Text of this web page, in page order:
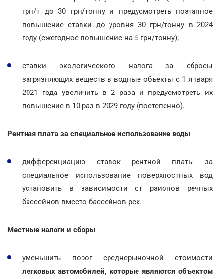
грн/т до 30 грн/тонну и предусмотреть поэтапное
повышение ставки до уровня 30 грн/тонну в 2024
году (ежегодное повышение на 5 грн/тонну);
ставки экологического налога за сбросы
загрязняющих веществ в водные объекты с 1 января
2021 года увеличить в 2 раза и предусмотреть их
повышение в 10 раз в 2029 году (постепенно).
Рентная плата за специальное использование воды
дифференциацию ставок рентной платы за
специальное использование поверхностных вод
установить в зависимости от районов речных
бассейнов вместо бассейнов рек.
Местные налоги и сборы
уменьшить порог среднерыночной стоимости
легковых автомобилей, которые являются объектом